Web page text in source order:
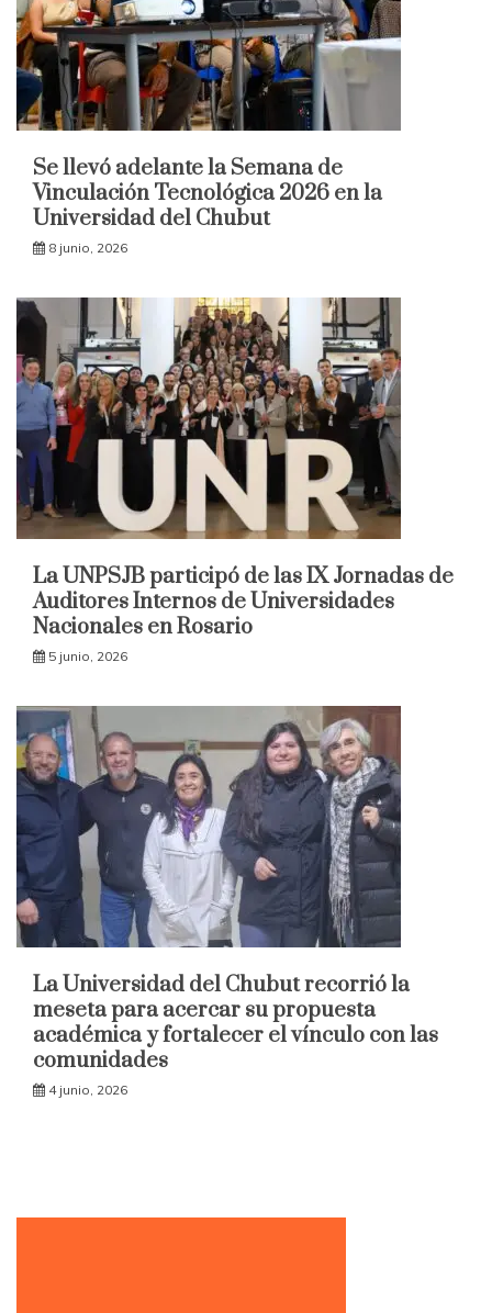
Se llevó adelante la Semana de
Vinculación Tecnológica 2026 en la
Universidad del Chubut
8 junio, 2026
La UNPSJB participó de las IX Jornadas de
Auditores Internos de Universidades
Nacionales en Rosario
5 junio, 2026
La Universidad del Chubut recorrió la
meseta para acercar su propuesta
académica y fortalecer el vínculo con las
comunidades
4 junio, 2026